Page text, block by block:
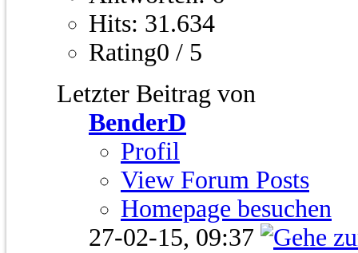
Hits: 31.634
Rating0 / 5
Letzter Beitrag von
BenderD
Profil
View Forum Posts
Homepage besuchen
27-02-15, 09:37